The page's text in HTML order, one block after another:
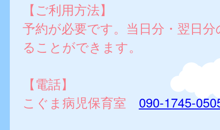
【ご利用方法】
予約が必要です。当日分・翌日
ることができます。
【電話】
こぐま病児保育室 090-1745-